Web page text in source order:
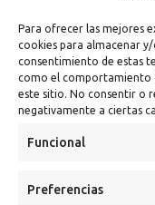
Para ofrecer las mejores
cookies para almacenar
consentimiento de estas
como el comportamiento
este sitio. No consentir o
negativamente a ciertas
Funcional
Preferencias